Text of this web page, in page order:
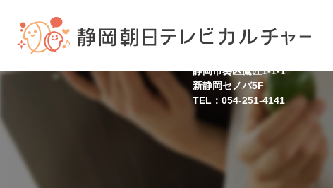
静岡スクール
静岡市葵区鷹匠1-1-1
新静岡セノバ5F
TEL：054-251-4141